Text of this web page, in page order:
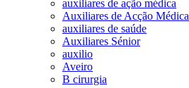
auxiliares de ação médica
Auxiliares de Acção Médica
auxiliares de saúde
Auxiliares Sénior
auxilio
Aveiro
B cirurgia